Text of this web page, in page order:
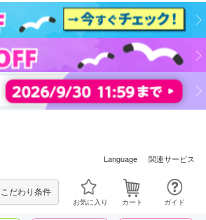
Language 関連サービス
こだわり条件
お気に入り カート ガイド